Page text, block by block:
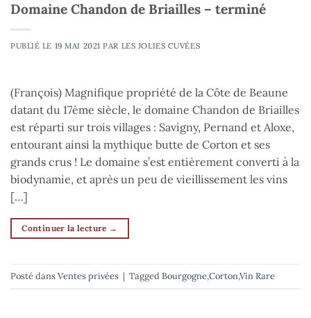
Domaine Chandon de Briailles – terminé
PUBLIÉ LE 19 MAI 2021 PAR LES JOLIES CUVÉES
(François) Magnifique propriété de la Côte de Beaune
datant du 17ème siècle, le domaine Chandon de Briailles
est réparti sur trois villages : Savigny, Pernand et Aloxe,
entourant ainsi la mythique butte de Corton et ses
grands crus ! Le domaine s’est entièrement converti à la
biodynamie, et après un peu de vieillissement les vins
[…]
Continuer la lecture →
Posté dansVentes privées | TaggedBourgogne,Corton,Vin Rare